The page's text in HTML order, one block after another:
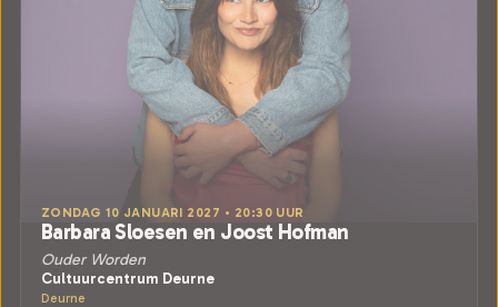
ZONDAG 10 JANUARI 2027 • 20:30 UUR
Barbara Sloesen en Joost Hofman
Ouder Worden
Cultuurcentrum Deurne
Deurne